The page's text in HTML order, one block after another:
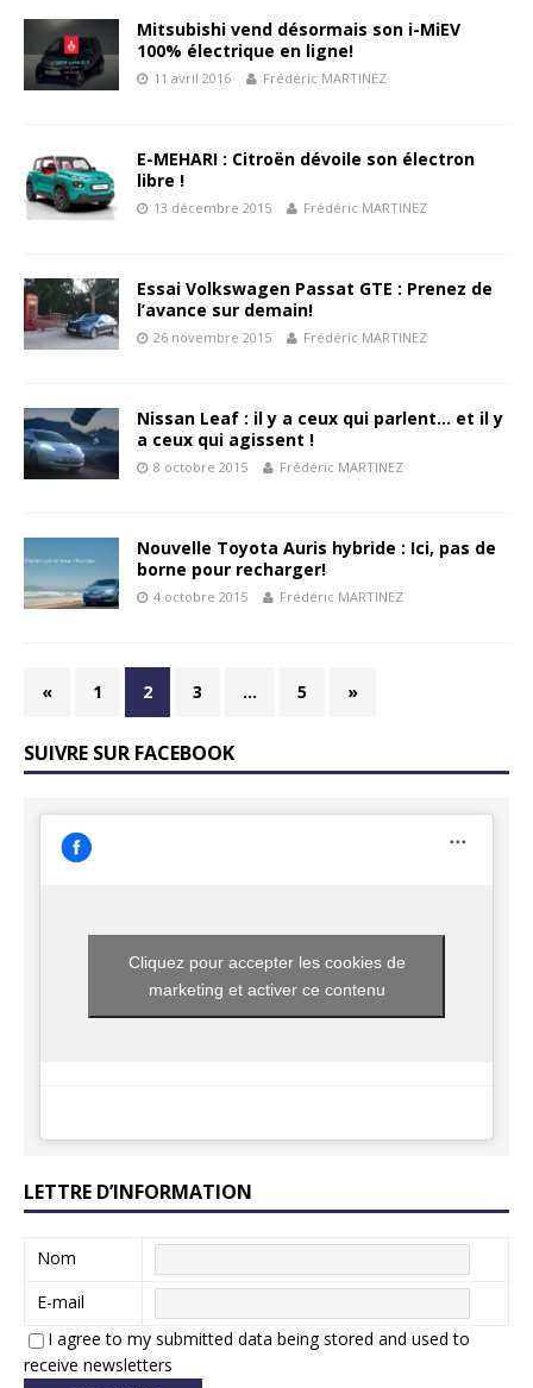
Mitsubishi vend désormais son i-MiEV
100% électrique en ligne!
11 avril 2016 Frédéric MARTINEZ
E-MEHARI : Citroën dévoile son électron
libre !
13 décembre 2015 Frédéric MARTINEZ
Essai Volkswagen Passat GTE : Prenez de
l’avance sur demain!
26 novembre 2015 Frédéric MARTINEZ
Nissan Leaf : il y a ceux qui parlent… et il y
a ceux qui agissent !
8 octobre 2015 Frédéric MARTINEZ
Nouvelle Toyota Auris hybride : Ici, pas de
borne pour recharger!
4 octobre 2015 Frédéric MARTINEZ
« 1 2 3 … 5 »
SUIVRE SUR FACEBOOK
Cliquez pour accepter les cookies de
marketing et activer ce contenu
LETTRE D’INFORMATION
Nom
E-mail
I agree to my submitted data being stored and used to
receive newsletters